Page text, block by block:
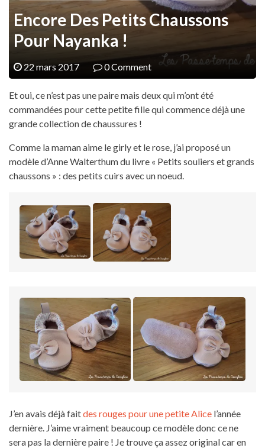
Encore Des Petits Chaussons
Pour Nayanka !
22 mars 2017 0 Comment
Et oui, ce n’est pas une paire mais deux qui m’ont été
commandées pour cette petite fille qui commence déjà une
grande collection de chaussures !
Comme la maman aime le girly et le rose, j’ai proposé un
modèle d’Anne Walterthum du livre « Petits souliers et grands
chaussons » : des petits cuirs avec un noeud.
J’en avais déjà faitdes rouges pour une petite Alice l’année
dernière. J’aime vraiment beaucoup ce modèle donc ce ne
sera pas la dernière paire ! Je trouve ça assez original car en